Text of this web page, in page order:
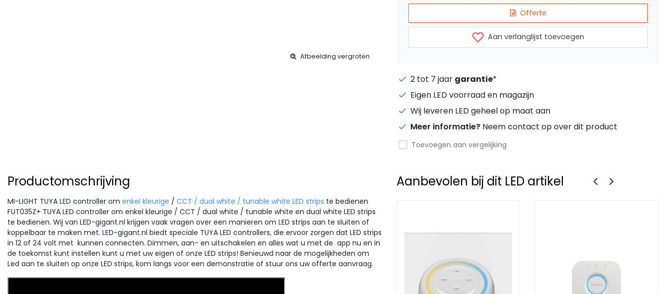
Afbeelding vergroten
Offerte
Aan verlanglijst toevoegen
2 tot 7 jaar garantie*
Eigen LED voorraad en magazijn
Wij leveren LED geheel op maat aan
Meer informatie? Neem contact op over dit product
Toevoegen aan vergelijking
Productomschrijving
MI-LIGHT TUYA LED controller om enkel kleurige / CCT / dual white / tunable white LED strips te bedienen
FUT035Z+ TUYA LED controller om enkel kleurige / CCT / dual white / tunable white en dual white LED strips
te bedienen. Wij van LED-gigant.nl krijgen vaak vragen over een manieren om LED strips aan te sluiten of
koppelbaar te maken met. LED-gigant.nl biedt speciale TUYA LED controllers, die ervoor zorgen dat LED strips
in 12 of 24 volt met kunnen connecten. Dimmen, aan- en uitschakelen en alles wat u met de app nu en in
de toekomst kunt instellen kunt u met uw eigen of onze LED strips! Benieuwd naar de mogelijkheden om
Led aan te sluiten op onze LED strips, kom langs voor een demonstratie of stuur ons uw offerte aanvraag.
Aanbevolen bij dit LED artikel